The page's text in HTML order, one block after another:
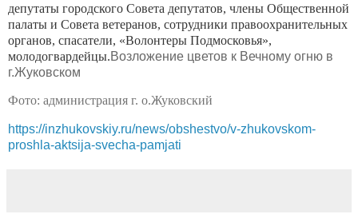
депутаты городского Совета депутатов, члены Общественной
палаты и Совета ветеранов, сотрудники правоохранительных
органов, спасатели, «Волонтеры Подмосковья»,
молодогвардейцы.Возложение цветов к Вечному огню в
г.Жуковском
Фото: администрация г. о.Жуковский
https://inzhukovskiy.ru/news/obshestvo/v-zhukovskom-
proshla-aktsija-svecha-pamjati